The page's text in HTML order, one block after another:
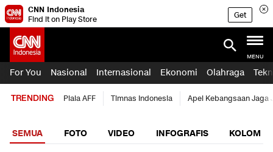
CNN Indonesia
Find it on Play Store
Get
MENU
For You Nasional Internasional Ekonomi Olahraga
TRENDING Piala AFF Timnas Indonesia Apel Kebangsaan Jaga
SEMUA FOTO VIDEO INFOGRAFIS KOLOM